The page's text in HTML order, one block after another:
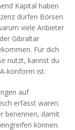
Kapital haben
dürfen Börsen
viele Anbieter
Gibraltar
Für dich
nutzt, kannst du
ist.
auf
erfasst waren.
benennen, damit
können.